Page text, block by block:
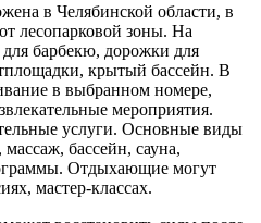
в Челябинской области, в
лесопарковой зоны. На
барбекю, дорожки для
крытый бассейн. В
в выбранном номере,
мероприятия.
услуги. Основные виды
бассейн, сауна,
Отдыхающие могут
мастер-классах.